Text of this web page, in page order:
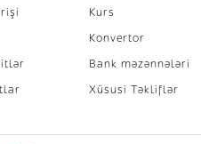
Kurs
Konvertor
Bank məzənnələri
Xüsusi Təkliflər